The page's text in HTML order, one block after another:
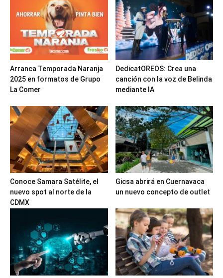
Arranca Temporada Naranja
2025 en formatos de Grupo
La Comer
DedicatOREOS: Crea una
canción con la voz de Belinda
mediante IA
Conoce Samara Satélite, el
nuevo spot al norte de la
CDMX
Gicsa abrirá en Cuernavaca
un nuevo concepto de outlet